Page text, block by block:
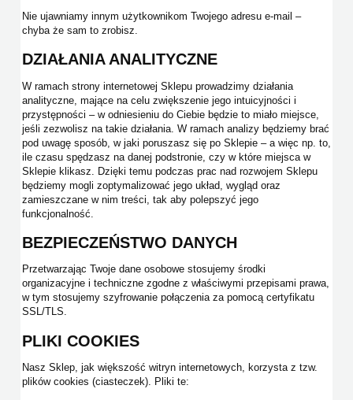
Nie ujawniamy innym użytkownikom Twojego adresu e-mail –
chyba że sam to zrobisz.
DZIAŁANIA ANALITYCZNE
W ramach strony internetowej Sklepu prowadzimy działania
analityczne, mające na celu zwiększenie jego intuicyjności i
przystępności – w odniesieniu do Ciebie będzie to miało miejsce,
jeśli zezwolisz na takie działania. W ramach analizy będziemy brać
pod uwagę sposób, w jaki poruszasz się po Sklepie – a więc np. to,
ile czasu spędzasz na danej podstronie, czy w które miejsca w
Sklepie klikasz. Dzięki temu podczas prac nad rozwojem Sklepu
będziemy mogli zoptymalizować jego układ, wygląd oraz
zamieszczane w nim treści, tak aby polepszyć jego
funkcjonalność.
BEZPIECZEŃSTWO DANYCH
Przetwarzając Twoje dane osobowe stosujemy środki
organizacyjne i techniczne zgodne z właściwymi przepisami prawa,
w tym stosujemy szyfrowanie połączenia za pomocą certyfikatu
SSL/TLS.
PLIKI COOKIES
Nasz Sklep, jak większość witryn internetowych, korzysta z tzw.
plików cookies (ciasteczek). Pliki te: